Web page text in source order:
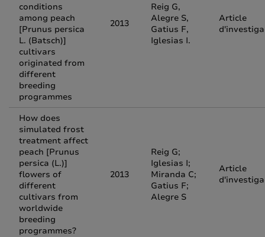
conditions
among peach
[Prunus persica
L. (Batsch)]
cultivars
originated from
different
breeding
programmes
2013
Reig G,
Alegre S,
Gatius F,
Iglesias I.
Article
How does
simulated frost
treatment affect
peach [Prunus
persica (L.)]
flowers of
different
cultivars from
worldwide
breeding
programmes?
2013
Reig G;
Iglesias I;
Miranda C;
Gatius F;
Alegre S
Article